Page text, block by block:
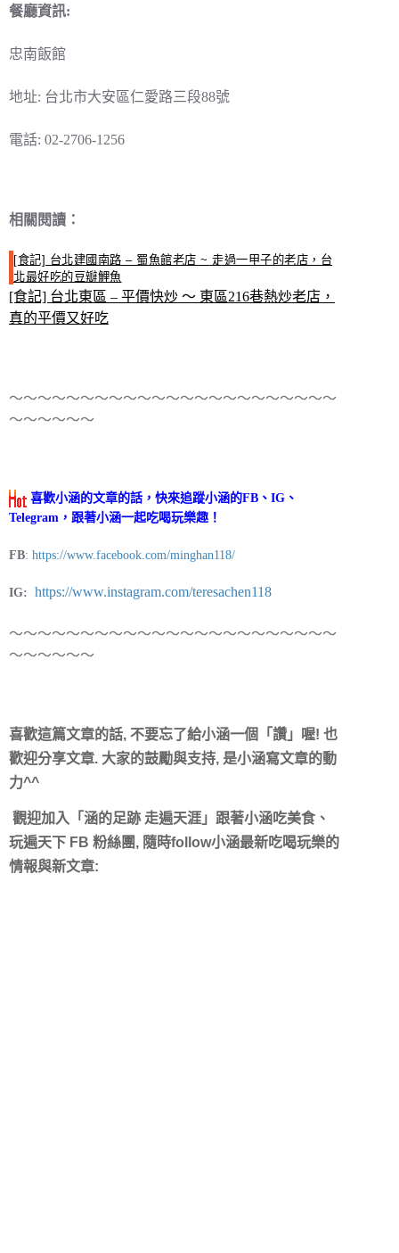
餐廳資訊:
忠南飯館
地址: 台北市大安區仁愛路三段88號
電話: 02-2706-1256
相關閱讀：
[食記] 台北建國南路 – 蜀魚館老店 ~ 走過一甲子的老店，台
北最好吃的豆瓣鯉魚
[食記] 台北東區 – 平價快炒 ～ 東區216巷熱炒老店，
真的平價又好吃
～～～～～～～～～～～～～～～～～～～～～～～
～～～～～～
喜歡小涵的文章的話，快來追蹤小涵的FB、IG、
Telegram，跟著小涵一起吃喝玩樂趣！
FB: https://www.facebook.com/minghan118/
IG: https://www.instagram.com/teresachen118
～～～～～～～～～～～～～～～～～～～～～～～
～～～～～～
喜歡這篇文章的話, 不要忘了給小涵一個「讚 」喔! 也
歡迎分享文章. 大家的鼓勵與支持, 是小涵寫文章的動
力^^
觀迎加入「涵的足跡 走遍天涯」跟著小涵吃美食、
玩遍天下 FB 粉絲團, 隨時follow小涵最新吃喝玩樂的
情報與新文章: